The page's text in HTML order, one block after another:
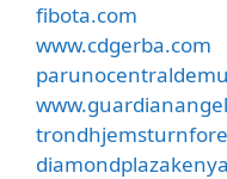
fibota.com
www.cdgerba.com